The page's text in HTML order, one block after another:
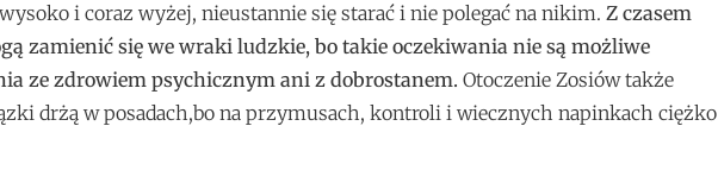
i coraz wyżej, nieustannie się starać i nie polegać na nikim. Z czasem
zamienić się we wraki ludzkie, bo takie oczekiwania nie są możliwe
ze zdrowiem psychicznym ani z dobrostanem. Otoczenie Zosiów także
drżą w posadach,bo na przymusach, kontroli i wiecznych napinkach ciężko